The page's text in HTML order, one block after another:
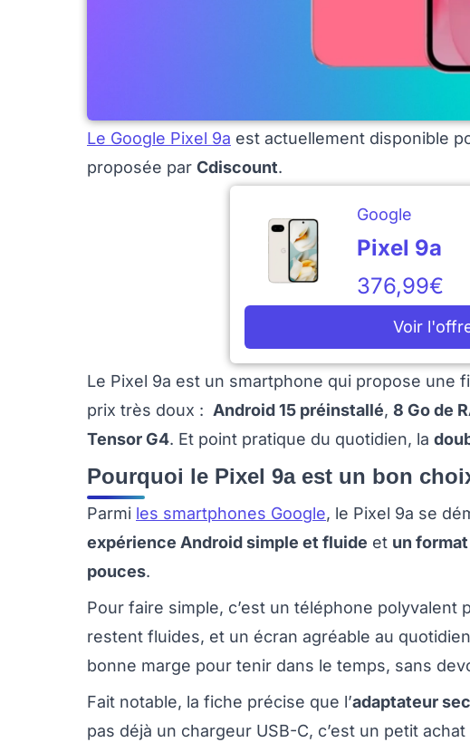
Le Google Pixel 9a est actuellement disponible
proposée par Cdiscount.
Google
Pixel 9a
376,99€
Voir
Le Pixel 9a est un smartphone qui propose une
prix très doux : Android 15 préinstallé, 8 Go de
Tensor G4. Et point pratique du quotidien, la
Pourquoi le Pixel 9a est un bon
Parmi les smartphones Google, le Pixel 9a se
expérience Android simple et fluide et un
pouces.
Pour faire simple, c’est un téléphone polyvalent
restent fluides, et un écran agréable au
bonne marge pour tenir dans le temps, sans
Fait notable, la fiche précise que l’adaptateur
pas déjà un chargeur USB-C, c’est un petit